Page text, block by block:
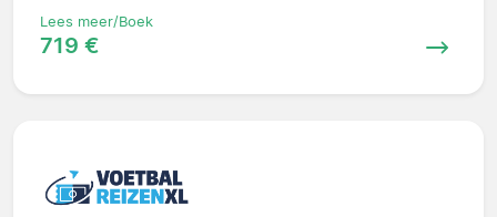
Lees meer/Boek
719 €